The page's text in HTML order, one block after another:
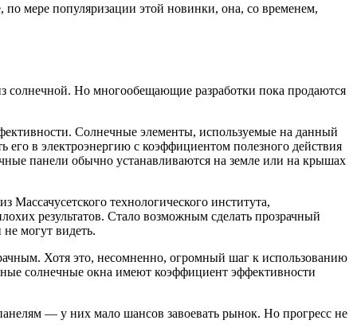
мере популяризации этой новинки, она, со временем,
солнечной. Но многообещающие разработки пока продаются
Солнечные элементы, используемые на данный
его в электроэнергию с коэффициентом полезного действия
панели обычно устанавливаются на земле или на крышах
Массачусетского технологического института,
результатов. Стало возможным сделать прозрачный
могут видеть.
Хотя это, несомненно, огромный шаг к использованию
солнечные окна имеют коэффициент эффективности
— у них мало шансов завоевать рынок. Но прогресс не